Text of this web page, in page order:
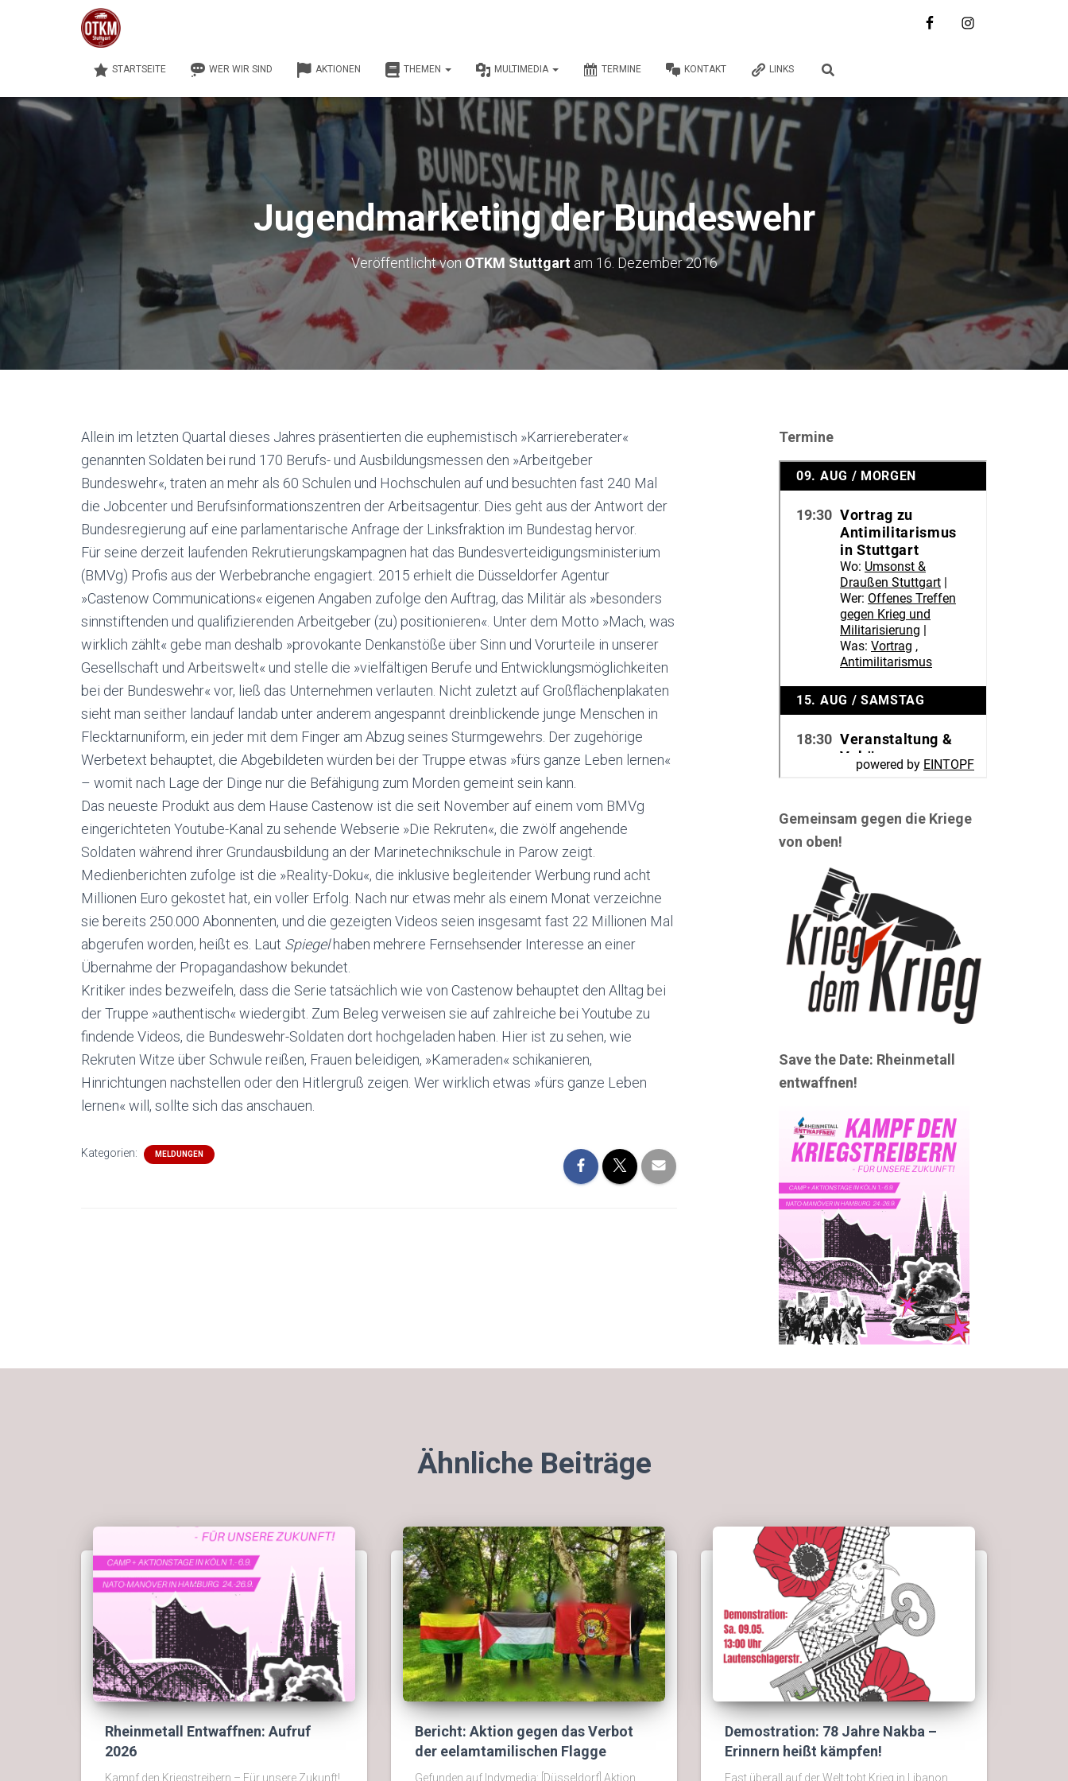
STARTSEITE WER WIR SIND AKTIONEN THEMEN MULTIMEDIA TERMINE KONTAKT LINKS
Jugendmarketing der Bundeswehr
Veröffentlicht vonOTKM Stuttgartam 16. Dezember 2016
Allein im letzten Quartal dieses Jahres präsentierten die euphemistisch »Karriereberater«
genannten Soldaten bei rund 170 Berufs- und Ausbildungsmessen den »Arbeitgeber
Bundeswehr«, traten an mehr als 60 Schulen und Hochschulen auf und besuchten fast 240 Mal
die Jobcenter und Berufsinformationszentren der Arbeitsagentur. Dies geht aus der Antwort der
Bundesregierung auf eine parlamentarische Anfrage der Linksfraktion im Bundestag hervor.
Für seine derzeit laufenden Rekrutierungskampagnen hat das Bundesverteidigungsministerium
(BMVg) Profis aus der Werbebranche engagiert. 2015 erhielt die Düsseldorfer Agentur
»Castenow Communications« eigenen Angaben zufolge den Auftrag, das Militär als »besonders
sinnstiftenden und qualifizierenden Arbeitgeber (zu) positionieren«. Unter dem Motto »Mach, was
wirklich zählt« gebe man deshalb »provokante Denkanstöße über Sinn und Vorurteile in unserer
Gesellschaft und Arbeitswelt« und stelle die »vielfältigen Berufe und Entwicklungsmöglichkeiten
bei der Bundeswehr« vor, ließ das Unternehmen verlauten. Nicht zuletzt auf Großflächenplakaten
sieht man seither landauf landab unter anderem angespannt dreinblickende junge Menschen in
Flecktarnuniform, ein jeder mit dem Finger am Abzug seines Sturmgewehrs. Der zugehörige
Werbetext behauptet, die Abgebildeten würden bei der Truppe etwas »fürs ganze Leben lernen«
– womit nach Lage der Dinge nur die Befähigung zum Morden gemeint sein kann.
Das neueste Produkt aus dem Hause Castenow ist die seit November auf einem vom BMVg
eingerichteten Youtube-Kanal zu sehende Webserie »Die Rekruten«, die zwölf angehende
Soldaten während ihrer Grundausbildung an der Marinetechnikschule in Parow zeigt.
Medienberichten zufolge ist die »Reality-Doku«, die inklusive begleitender Werbung rund acht
Millionen Euro gekostet hat, ein voller Erfolg. Nach nur etwas mehr als einem Monat verzeichne
sie bereits 250.000 Abonnenten, und die gezeigten Videos seien insgesamt fast 22 Millionen Mal
abgerufen worden, heißt es. Laut Spiegelhaben mehrere Fernsehsender Interesse an einer
Übernahme der Propagandashow bekundet.
Kritiker indes bezweifeln, dass die Serie tatsächlich wie von Castenow behauptet den Alltag bei
der Truppe »authentisch« wiedergibt. Zum Beleg verweisen sie auf zahlreiche bei Youtube zu
findende Videos, die Bundeswehr-Soldaten dort hochgeladen haben. Hier ist zu sehen, wie
Rekruten Witze über Schwule reißen, Frauen beleidigen, »Kameraden« schikanieren,
Hinrichtungen nachstellen oder den Hitlergruß zeigen. Wer wirklich etwas »fürs ganze Leben
lernen« will, sollte sich das anschauen.
Kategorien: MELDUNGEN
Termine
Gemeinsam gegen die Kriege
von oben!
Save the Date: Rheinmetall
entwaffnen!
Ähnliche Beiträge
Rheinmetall Entwaffnen: Aufruf
2026
Kampf den Kriegstreibern – Für unsere Zukunft!
Bericht: Aktion gegen das Verbot
der eelamtamilischen Flagge
Gefunden auf Indymedia: [Düsseldorf] Aktion
Demostration: 78 Jahre Nakba –
Erinnern heißt kämpfen!
Fast überall auf der Welt tobt Krieg in Libanon,